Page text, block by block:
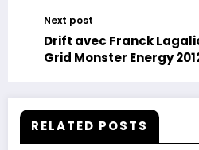
Next post
Drift avec Franck
Grid Monster Energy
RELATED POSTS